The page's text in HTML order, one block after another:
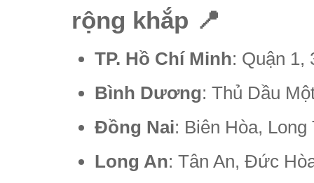
rộng khắp 📍
TP. Hồ Chí Minh: Quận 1,
Bình Dương: Thủ Dầu
Đồng Nai: Biên Hòa,
Long An: Tân An, Đức